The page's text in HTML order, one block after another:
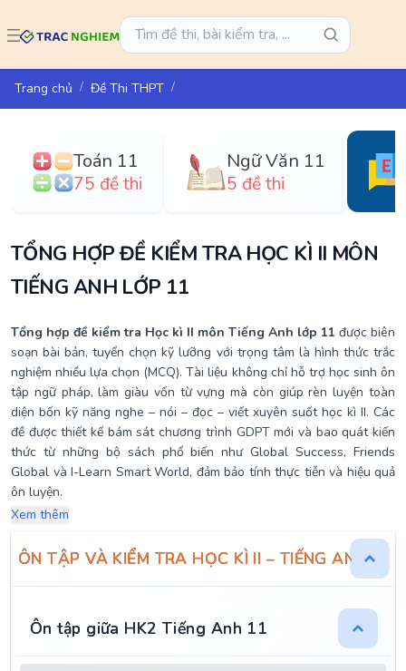
Trang chủ Đề Thi THPT
Toán 11
75 đề thi
Ngữ Văn 11
5 đề thi
TỔNG HỢP ĐỀ KIỂM TRA HỌC KÌ II MÔN
TIẾNG ANH LỚP 11
Tổng hợp đề kiểm tra Học kì II môn Tiếng Anh lớp 11 được biên
soạn bài bản, tuyển chọn kỹ lưỡng với trọng tâm là hình thức trắc
nghiệm nhiều lựa chọn (MCQ). Tài liệu không chỉ hỗ trợ học sinh ôn
tập ngữ pháp, làm giàu vốn từ vựng mà còn giúp rèn luyện toàn
diện bốn kỹ năng nghe – nói – đọc – viết xuyên suốt học kì II. Các
đề được thiết kế bám sát chương trình GDPT mới và bao quát kiến
thức từ những bộ sách phổ biến như Global Success, Friends
Global và I-Learn Smart World, đảm bảo tính thực tiễn và hiệu quả
ôn luyện.
Xem thêm
ÔN TẬP VÀ KIỂM TRA HỌC KÌ II – TIẾNG ANH 11
Ôn tập giữa HK2 Tiếng Anh 11